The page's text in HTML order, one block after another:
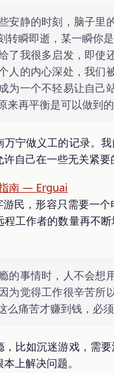
安静的时刻，脑子里
瞬即逝，某一瞬你是
了我很多启发，即使
人的内心深处，我们
为一个不轻易让自己
再平衡是可以做到的
宁做义工的记录。
自己在一些无关紧要
南 — Erguai
民，形容只需要一
工作者的数量再不
的事情时，人不会想
为觉得工作很辛苦所
痛苦才赚到钱，必须
比如沉迷游戏，需
上解决问题。